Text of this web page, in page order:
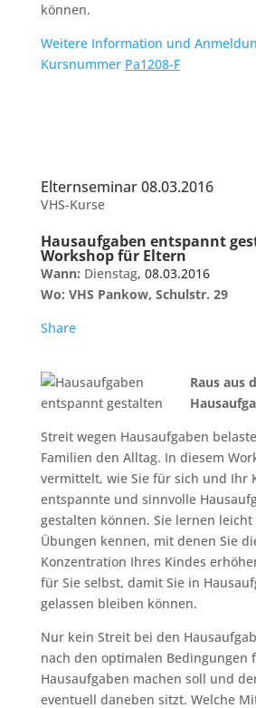
können.
Weitere Information und
Kursnummer Pa1208-F
Elternseminar 08.03.2016
VHS-Kurse
Hausaufgaben entspannt
Workshop für Eltern
Wann: Dienstag, 08.03.2016
Wo: VHS Pankow, Schulstr. 29
Share
Raus aus
Streit wegen Hausaufgaben
Familien den Alltag. In diesem
vermittelt, wie Sie für sich und Ihr
entspannte und sinnvolle
gestalten können. Sie lernen
Übungen kennen, mit denen Sie
Konzentration Ihres Kindes
für Sie selbst, damit Sie in
gelassen bleiben können.
Nur kein Streit bei den
nach den optimalen Bedingungen
Hausaufgaben machen soll und
eventuell daneben sitzt. Welche